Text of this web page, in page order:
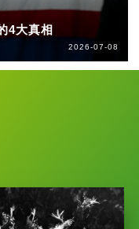
4大真相
2026-07-08